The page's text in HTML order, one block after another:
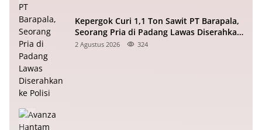
Kepergok Curi 1,1 Ton Sawit PT Barapala,
Seorang Pria di Padang Lawas Diserahkan
ke Polisi
2 Agustus 2026 324